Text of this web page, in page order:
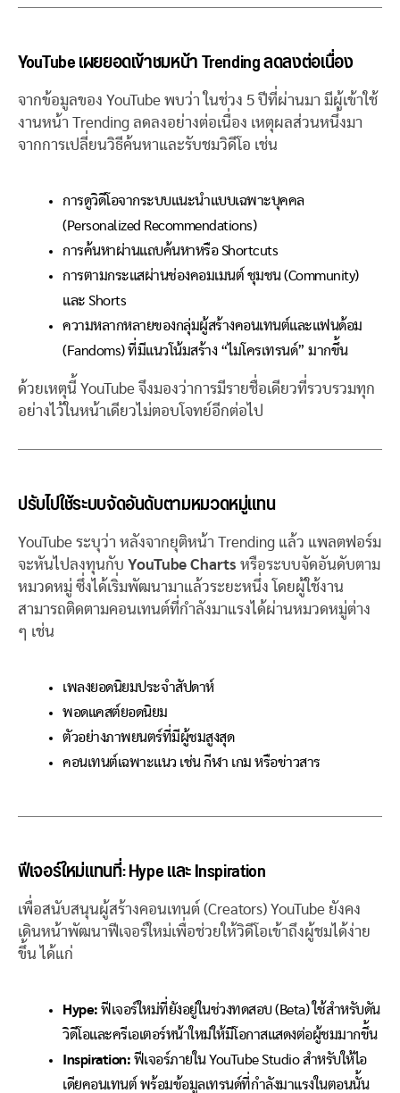
YouTube เผยยอดเข้าชมหน้า Trending ลดลงต่อเนื่อง
จากข้อมูลของ YouTube พบว่า ในช่วง 5 ปีที่ผ่านมา มีผู้เข้าใช้
งานหน้า Trending ลดลงอย่างต่อเนื่อง เหตุผลส่วนหนึ่งมา
จากการเปลี่ยนวิธีค้นหาและรับชมวิดีโอ เช่น
การดูวิดีโอจากระบบแนะนำแบบเฉพาะบุคคล
(Personalized Recommendations)
การค้นหาผ่านแถบค้นหาหรือ Shortcuts
การตามกระแสผ่านช่องคอมเมนต์ ชุมชน (Community)
และ Shorts
ความหลากหลายของกลุ่มผู้สร้างคอนเทนต์และแฟนด้อม
(Fandoms) ที่มีแนวโน้มสร้าง “ไมโครเทรนด์” มากขึ้น
ด้วยเหตุนี้ YouTube จึงมองว่าการมีรายชื่อเดียวที่รวบรวมทุก
อย่างไว้ในหน้าเดียวไม่ตอบโจทย์อีกต่อไป
ปรับไปใช้ระบบจัดอันดับตามหมวดหมู่แทน
YouTube ระบุว่า หลังจากยุติหน้า Trending แล้ว แพลตฟอร์ม
จะหันไปลงทุนกับ YouTube Charts หรือระบบจัดอันดับตาม
หมวดหมู่ ซึ่งได้เริ่มพัฒนามาแล้วระยะหนึ่ง โดยผู้ใช้งาน
สามารถติดตามคอนเทนต์ที่กำลังมาแรงได้ผ่านหมวดหมู่ต่าง
ๆ เช่น
เพลงยอดนิยมประจำสัปดาห์
พอดแคสต์ยอดนิยม
ตัวอย่างภาพยนตร์ที่มีผู้ชมสูงสุด
คอนเทนต์เฉพาะแนว เช่น กีฬา เกม หรือข่าวสาร
ฟีเจอร์ใหม่แทนที่: Hype และ Inspiration
เพื่อสนับสนุนผู้สร้างคอนเทนต์ (Creators) YouTube ยังคง
เดินหน้าพัฒนาฟีเจอร์ใหม่เพื่อช่วยให้วิดีโอเข้าถึงผู้ชมได้ง่าย
ขึ้น ได้แก่
Hype: ฟีเจอร์ใหม่ที่ยังอยู่ในช่วงทดสอบ (Beta) ใช้สำหรับดัน
วิดีโอและครีเอเตอร์หน้าใหม่ให้มีโอกาสแสดงต่อผู้ชมมากขึ้น
Inspiration: ฟีเจอร์ภายใน YouTube Studio สำหรับให้ไอ
เดียคอนเทนต์ พร้อมข้อมูลเทรนด์ที่กำลังมาแรงในตอนนั้น